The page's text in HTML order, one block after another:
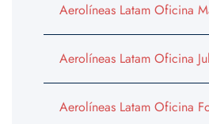
Aerolíneas Latam Oficina
Aerolíneas Latam Oficina
Aerolíneas Latam Oficina